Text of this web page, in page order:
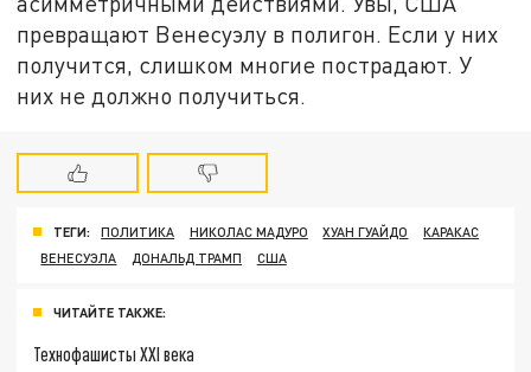
превращают Венесуэлу в полигон. Если у них
получится, слишком многие пострадают. У
них не должно получиться.
ТЕГИ: ПОЛИТИКА НИКОЛАС МАДУРО ХУАН ГУАЙДО
КАРАКАС
ВЕНЕСУЭЛА
ДОНАЛЬД ТРАМП США
ЧИТАЙТЕ ТАКЖЕ:
Технофашисты XXI века